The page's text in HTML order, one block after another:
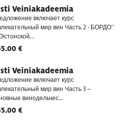
Veiniakadeemia
включает курс
мир вин Часть 2 - БОРДО''
€
Veiniakadeemia
включает курс
мир вин Часть 3 –
винодельчес...
€